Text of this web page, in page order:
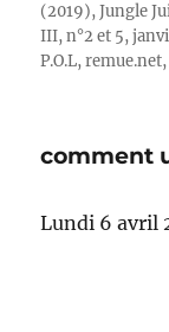
(2019), Jungle
III, n°2 et 5,
P.O.L,
comment
Lundi 6 avril